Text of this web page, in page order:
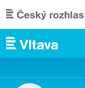
Přejít k hlavnímu